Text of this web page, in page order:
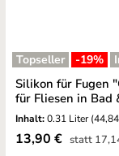
Topseller -19%
Silikon für Fugen
für Fliesen in Bad
Inhalt:0.31 Liter
Verkaufspreis:
13,90 € statt